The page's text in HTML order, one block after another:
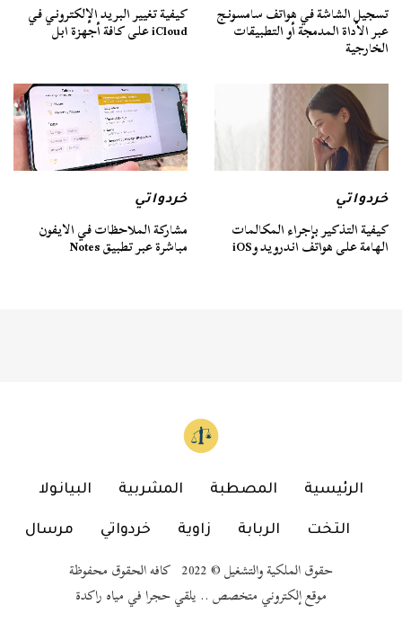
تسجيل الشاشة في هواتف سامسونج
عبر الأداة المدمجة أو التطبيقات
الخارجية
كيفية تغيير البريد الإلكتروني في
iCloud على كافة أجهزة ابل
خردواتي
كيفية التذكير بإجراء المكالمات
الهامة على هواتف اندرويد وiOS
خردواتي
مشاركة الملاحظات في الايفون
مباشرة عبر تطبيق Notes
الرئيسية المصطبة المشربية البيانولا
التخت الربابة زاوية خردواتي مرسال
حقوق الملكية والتشغيل © 2022 كافه الحقوق محفوظة
موقع إلكتروني متخصص .. يلقي حجرا في مياه راكدة